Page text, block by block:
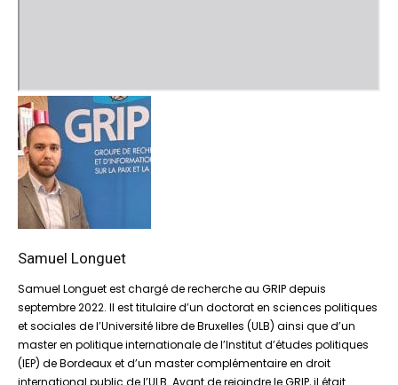
Samuel Longuet
Samuel Longuet est chargé de recherche au GRIP depuis
septembre 2022. Il est titulaire d’un doctorat en sciences politiques
et sociales de l’Université libre de Bruxelles (ULB) ainsi que d’un
master en politique internationale de l’Institut d’études politiques
(IEP) de Bordeaux et d’un master complémentaire en droit
international public de l’ULB. Avant de rejoindre le GRIP, il était